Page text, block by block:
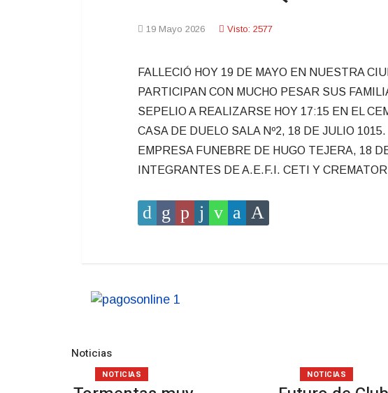
19 Mayo 2026 Visto: 2577
FALLECIÓ HOY 19 DE MAYO EN NUESTRA
PARTICIPAN CON MUCHO PESAR SUS
SEPELIO A REALIZARSE HOY 17:15 EN EL
CASA DE DUELO SALA Nº2, 18 DE JULIO 1015.
EMPRESA FUNEBRE DE HUGO TEJERA, 18
INTEGRANTES DE A.E.F.I. CETI Y
Noticias
NOTICIAS NOTICIAS